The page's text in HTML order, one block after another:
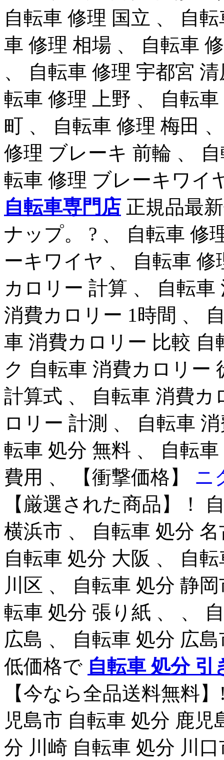
自転車 修理 国立 、 自
車 修理 相場 、 自転車
、 自転車 修理 宇都宮
転車 修理 上野 、 自転
町 、 自転車 修理 梅田
修理 ブレーキ 前輪 、
転車 修理 ブレーキワ
自転車専門店正規品最
ナップ。 ? 、 自転車 修
ーキワイヤ 、 自転車
カロリー 計算 、 自転
消費カロリー 1時間 、
車 消費カロリー 比較
ク 自転車 消費カロリー
計算式 、 自転車 消費カ
ロリー 計測 、 自転車
転車 処分 無料 、 自転
費用 、 【衝撃価格】 ニ
【厳選された商品】！
横浜市 、 自転車 処分
自転車 処分 大阪 、 自
川区 、 自転車 処分 静
転車 処分 張り紙 、 、
広島 、 自転車 処分 広
低価格で 自転車 処分 引
【今なら全品送料無料
児島市 自転車 処分 鹿
分 川崎 自転車 処分 川